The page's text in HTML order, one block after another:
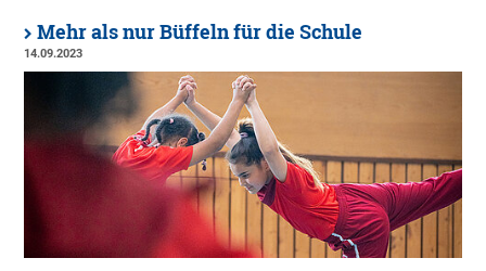
Mehr als nur Büffeln für die Schule
14.09.2023